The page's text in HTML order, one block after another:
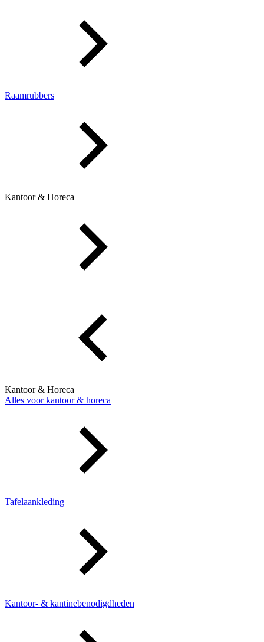
Raamrubbers
Kantoor & Horeca
Kantoor & Horeca
Alles voor kantoor & horeca
Tafelaankleding
Kantoor- & kantinebenodigdheden